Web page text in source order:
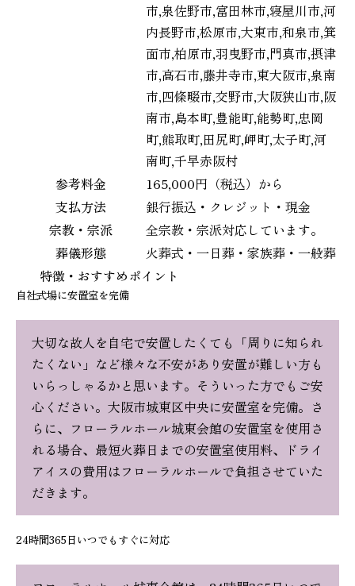
市,泉佐野市,富田林市,寝屋川市,河
内長野市,松原市,大東市,和泉市,箕
面市,柏原市,羽曳野市,門真市,摂津
市,高石市,藤井寺市,東大阪市,泉南
市,四條畷市,交野市,大阪狭山市,阪
南市,島本町,豊能町,能勢町,忠岡
町,熊取町,田尻町,岬町,太子町,河
南町,千早赤阪村
参考料金
165,000円（税込）から
支払方法
銀行振込・クレジット・現金
宗教・宗派
全宗教・宗派対応しています。
葬儀形態
火葬式・一日葬・家族葬・一般葬
特徴・おすすめポイント
自社式場に安置室を完備
大切な故人を自宅で安置したくても「周りに知られ
たくない」など様々な不安があり安置が難しい方も
いらっしゃるかと思います。そういった方でもご安
心ください。大阪市城東区中央に安置室を完備。さ
らに、フローラルホール城東会館の安置室を使用さ
れる場合、最短火葬日までの安置室使用料、ドライ
アイスの費用はフローラルホールで負担させていた
だきます。
24時間365日いつでもすぐに対応